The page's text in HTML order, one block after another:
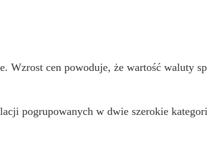
Wzrost cen powoduje, że wartość waluty
pogrupowanych w dwie szerokie